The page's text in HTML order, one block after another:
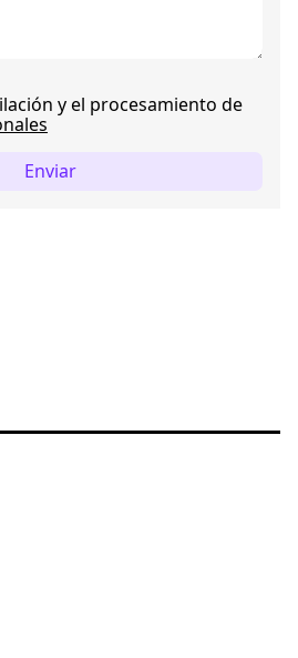
y el procesamiento de
Enviar